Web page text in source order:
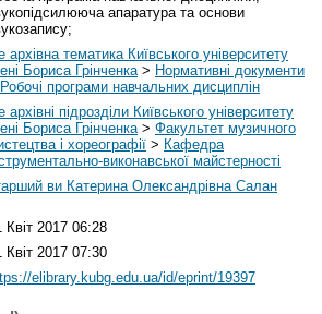
апаратура та основи
архівна тематика Київського університету
Бориса Грінченка> Нормативні документи
Робочі програми навчальних дисциплін
архівні підрозділи Київського університету
Бориса Грінченка> Факультет музичного
і хореографії > Кафедра
виконавської майстерності
ви Катерина Олександрівна Салан
Квіт 2017 06:28
Квіт 2017 07:30
elibrary.kubg.edu.ua/id/eprint/19397